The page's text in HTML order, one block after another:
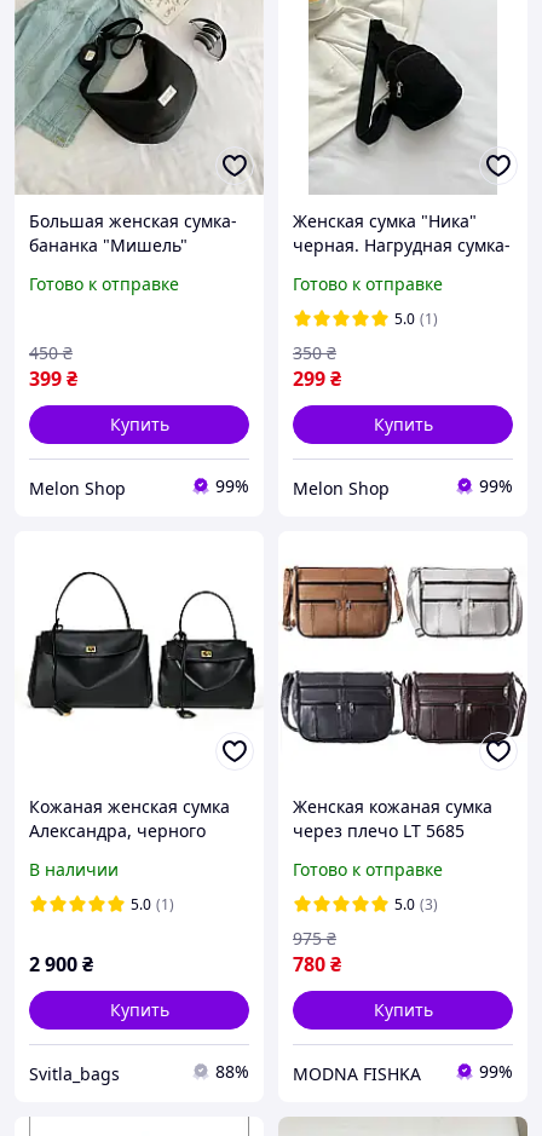
Большая женская сумка-
бананка "Мишель"
плече черного цвета
Готово к отправке
399₴
450 ₴
Купить
Melon Shop 99%
Женская сумка "Ника"
черная. Нагрудная сумка-
бананка черного цвета
Готово к отправке
5.0 (1)
299₴
350 ₴
Купить
Melon Shop 99%
Кожаная женская сумка
Александра, черного
В наличии
5.0 (1)
2 900₴
Купить
Svitla_bags 88%
Женская кожаная сумка
через плечо LT 5685
Готово к отправке
5.0 (3)
780₴
975 ₴
Купить
MODNA FISHKA 99%